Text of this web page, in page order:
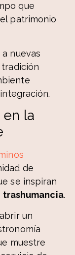
que
patrimonio
nuevas
en la
de
se inspiran
trashumancia.
un
muestre